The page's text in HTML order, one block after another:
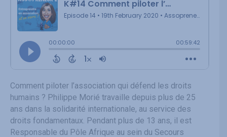
Comment piloter l’association qui défend les droits
humains ? Philippe Morié travaille depuis plus de 25
ans dans la solidarité internationale, au service des
droits fondamentaux. Pendant plus de 13 ans, il est
Responsable du Pôle Afrique au sein du Secours